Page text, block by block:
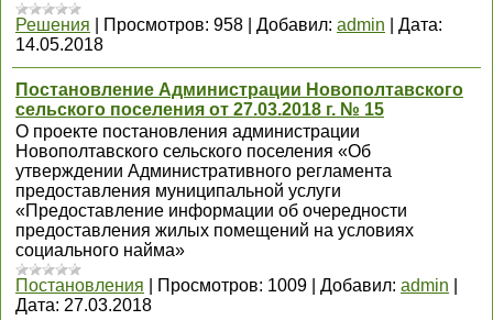
Решения
Просмотров: 958 Добавил: admin
Дата:
14.05.2018
Постановление Администрации Новополтавского
сельского поселения от 27.03.2018 г. № 15
О проекте постановления администрации
Новополтавского сельского поселения «Об
утверждении Административного регламента
предоставления муниципальной услуги
«Предоставление информации об очередности
предоставления жилых помещений на условиях
социального найма»
Постановления
Просмотров: 1009 Добавил: admin
Дата: 27.03.2018